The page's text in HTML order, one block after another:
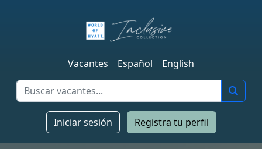
Vacantes Español English
Iniciar sesión Registra tu perfil